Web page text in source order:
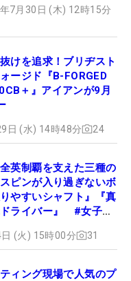
7月30日 (木) 12時15分
けを追求！ブリヂスト
ージド『B-FORGED
＋』アイアンが9月
日 (水) 14時48分 24
英制覇を支えた三種の
ピンが入り過ぎないボ
やすいシャフト』『真
ライバー』 #女子プ
(火) 15時00分 31
ィング現場で人気のプ